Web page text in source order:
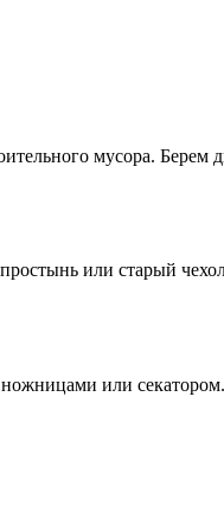
мусора. Берем
или старый
или